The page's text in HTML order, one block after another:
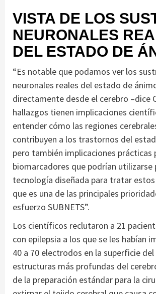
VISTA DE LOS
NEURONALES
DEL ESTADO DE
“Es notable que podamos ver los
neuronales reales del estado de
directamente desde el cerebro –dice
hallazgos tienen implicaciones
entender cómo las regiones
contribuyen a los trastornos del
pero también implicaciones
biomarcadores que podrían utilizarse
tecnología diseñada para tratar
que es una de las principales
esfuerzo SUBNETS”.
Los científicos reclutaron a 21
con epilepsia a los que se les habían
40 a 70 electrodos en la superficie del
estructuras más profundas del
de la preparación estándar para la